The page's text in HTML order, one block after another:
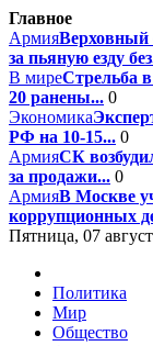
Главное
АрмияВерховный
за пьяную езду
В миреСтрельба
20 ранены... 0
Экономика
РФ на 10-15... 0
АрмияСК
за продажи... 0
АрмияВ Москве
коррупционных
Пятница, 07
Политика
Мир
Общество